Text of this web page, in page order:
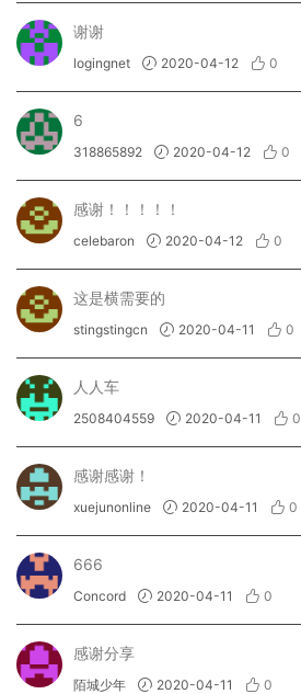
谢谢
logingnet 2020-04-12 0
6
318865892 2020-04-12 0
感谢！！！！！
celebaron 2020-04-12 0
这是横需要的
stingstingcn 2020-04-11 0
人人车
2508404559 2020-04-11 0
感谢感谢！
xuejunonline 2020-04-11 0
666
Concord 2020-04-11 0
感谢分享
陌城少年 2020-04-11 0